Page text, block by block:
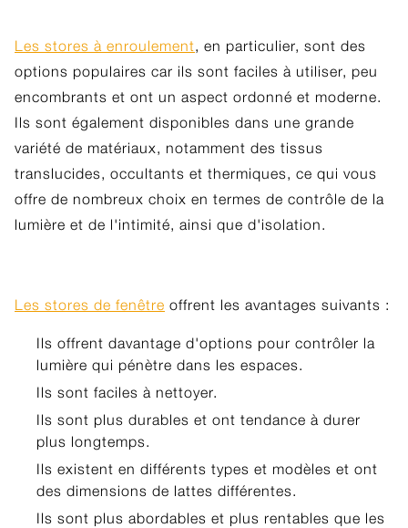
Les stores à enroulement, en particulier, sont des
options populaires car ils sont faciles à utiliser, peu
encombrants et ont un aspect ordonné et moderne.
Ils sont également disponibles dans une grande
variété de matériaux, notamment des tissus
translucides, occultants et thermiques, ce qui vous
offre de nombreux choix en termes de contrôle de la
lumière et de l'intimité, ainsi que d'isolation.
Les stores de fenêtre offrent les avantages suivants :
Ils offrent davantage d'options pour contrôler la
lumière qui pénètre dans les espaces.
Ils sont faciles à nettoyer.
Ils sont plus durables et ont tendance à durer
plus longtemps.
Ils existent en différents types et modèles et ont
des dimensions de lattes différentes.
Ils sont plus abordables et plus rentables que les